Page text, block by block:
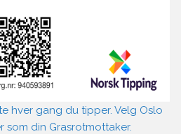
hver gang du tipper. Velg Oslo
som din Grasrotmottaker.